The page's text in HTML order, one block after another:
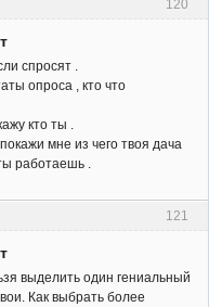
120
спросят .
опроса , кто что
кто ты .
мне из чего твоя дача
работаешь .
121
выделить один гениальный
Как выбрать более